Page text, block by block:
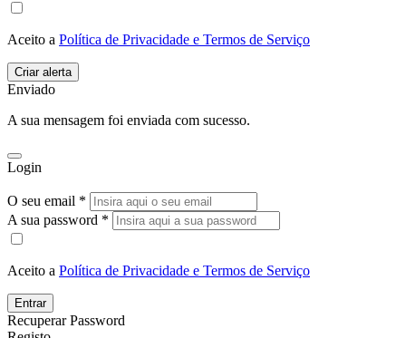
Aceito a Política de Privacidade e Termos de Serviço
Enviado
A sua mensagem foi enviada com sucesso.
Login
O seu email *
A sua password *
Aceito a Política de Privacidade e Termos de Serviço
Entrar
Recuperar Password